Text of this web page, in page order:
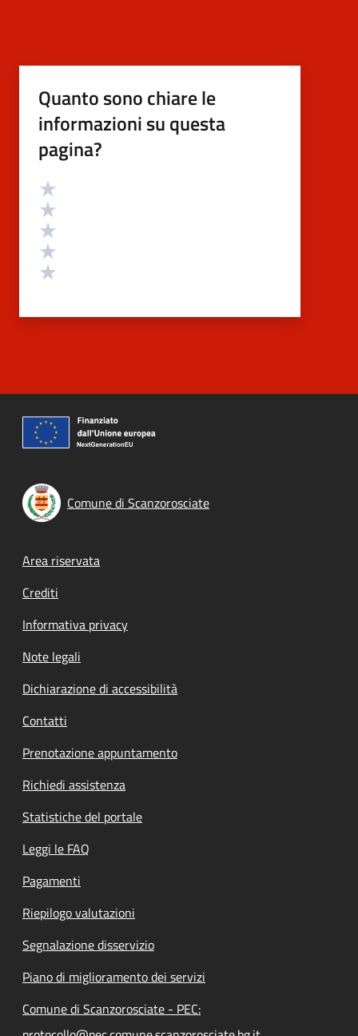
Quanto sono chiare le
informazioni su questa
pagina?
Valutazione
Comune di Scanzorosciate
Footer menu
Area riservata
Crediti
Informativa privacy
Note legali
Dichiarazione di accessibilità
Contatti
Prenotazione appuntamento
Richiedi assistenza
Statistiche del portale
Leggi le FAQ
Pagamenti
Riepilogo valutazioni
Segnalazione disservizio
Piano di miglioramento dei servizi
Comune di Scanzorosciate - PEC: